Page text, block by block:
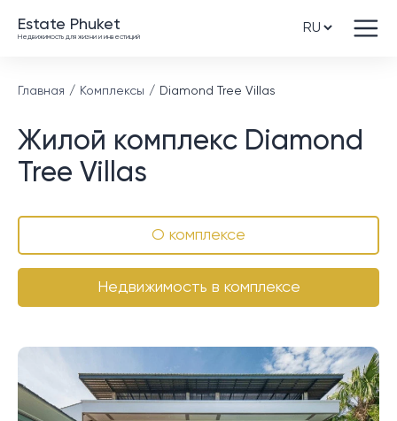
Estate Phuket
Недвижимость для жизни и инвестиций
Главная Комплексы Diamond Tree Villas
Жилой комплекс Diamond
Tree Villas
О комплексе
Недвижимость в комплексе